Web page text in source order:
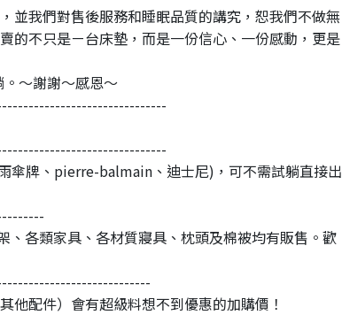
並我們對售後服務和睡眠品質的講究，恕我們不做無
的不只是ㄧ台床墊，而是一份信心、一份感動，更是
～謝謝～感恩～
傘牌、pierre-balmain、迪士尼)，可不需試躺直接出
、各類家具、各材質寢具、枕頭及棉被均有販售。歡
他配件）會有超級料想不到優惠的加購價！